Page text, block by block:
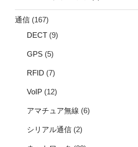
通信 (167)
DECT (9)
GPS (5)
RFID (7)
VoIP (12)
アマチュア無線 (6)
シリアル通信 (2)